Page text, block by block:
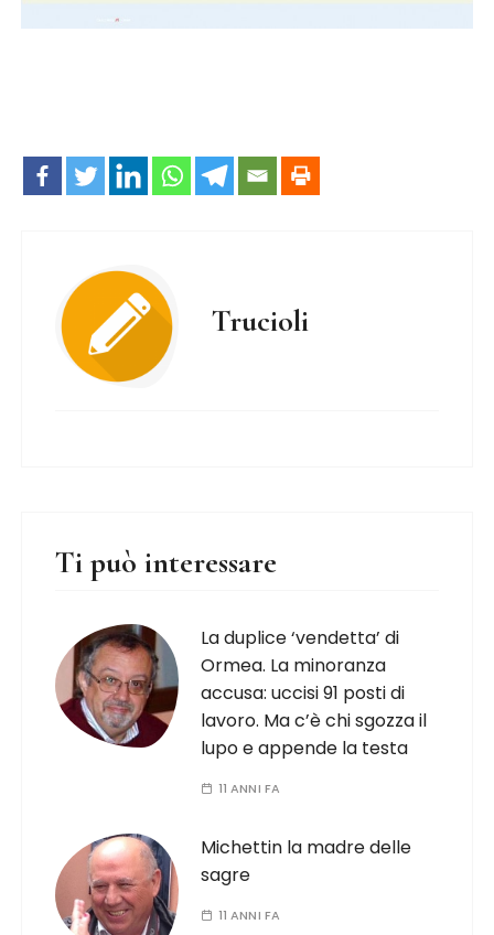
Trucioli
Ti può interessare
La duplice ‘vendetta’ di
Ormea. La minoranza
accusa: uccisi 91 posti di
lavoro. Ma c’è chi sgozza il
lupo e appende la testa
11 ANNI FA
Michettin la madre delle
sagre
11 ANNI FA